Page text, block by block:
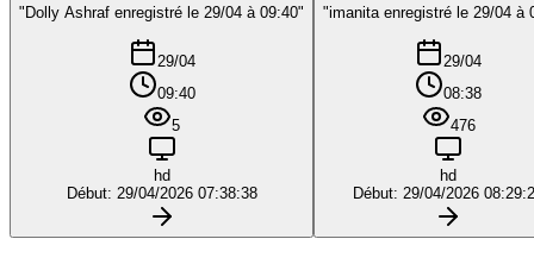
"Dolly Ashraf enregistré le 29/04 à 09:40"
29/04
09:40
5
hd
Début: 29/04/2026 07:38:38
"imanita enregistré le 29/04 à
29/04
08:38
476
hd
Début: 29/04/2026